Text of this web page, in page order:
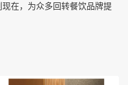
在，为众多回转餐饮品牌提